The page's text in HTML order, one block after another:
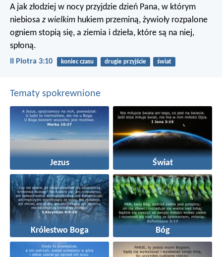
A jak złodziej w nocy przyjdzie dzień Pana, w którym
niebiosa z wielkim hukiem przeminą, żywioły rozpalone
ogniem stopią się, a ziemia i dzieła, które są na niej,
spłoną.
II Piotra 3:10 koniec czasu drugie przyjście świat
Tematy spokrewnione
Jezus Świat
Królestwo Boga Bóg